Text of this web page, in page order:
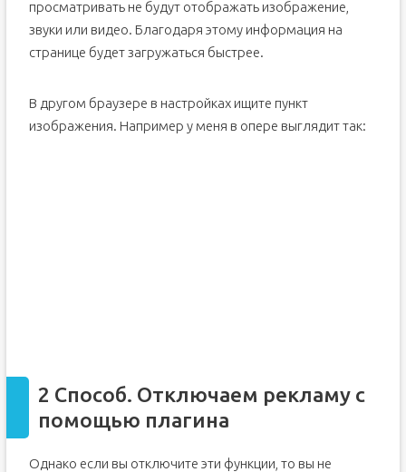
просматривать не будут отображать изображение,
звуки или видео. Благодаря этому информация на
странице будет загружаться быстрее.
В другом браузере в настройках ищите пункт
изображения. Например у меня в опере выглядит так:
2 Способ. Отключаем рекламу с
помощью плагина
Однако если вы отключите эти функции, то вы не